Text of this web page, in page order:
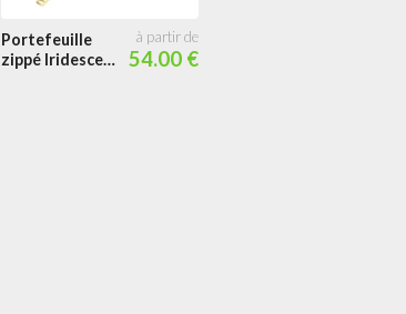
Portefeuille
zippé Iridescent
54.00 €